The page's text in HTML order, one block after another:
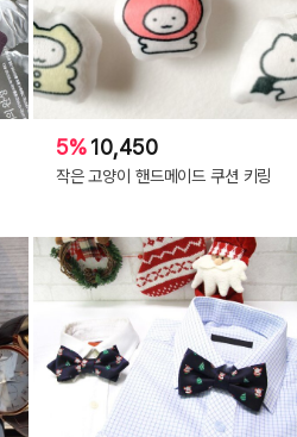
5%10,450
작은 고양이 핸드메이드 쿠션 키링